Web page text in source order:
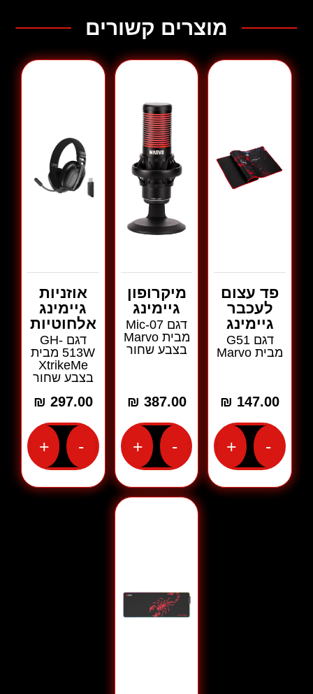
מוצרים קשורים
פד עצום
לעכבר
גיימינג
דגם G51
מבית Marvo
147.00
₪
-
כמות
של
עצום
לעכבר
+
מיקרופון
גיימינג
דגם Mic-07
מבית Marvo
בצבע שחור
387.00
₪
-
כמות
של
מיקרופון
גיימינג
דגם
+
אוזניות
גיימינג
אלחוטיות
דגם GH-
513W מבית
XtrikeMe
בצבע שחור
297.00
₪
-
כמות
של
אוזניות
גיימינג
אלחוטיות
+